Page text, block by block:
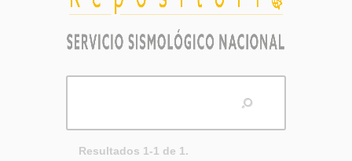
Resultados 1-1 de 1.